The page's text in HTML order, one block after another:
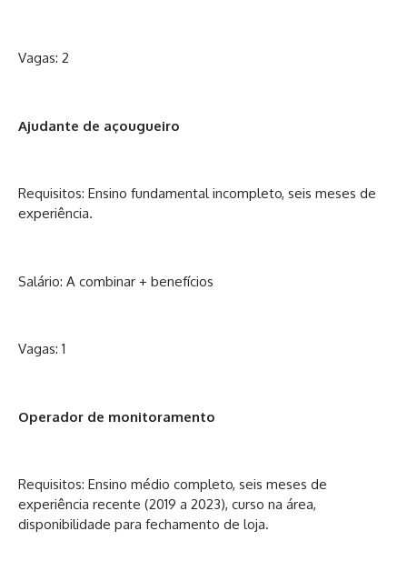
Vagas: 2
Ajudante de açougueiro
Requisitos: Ensino fundamental incompleto, seis meses de
experiência.
Salário: A combinar + benefícios
Vagas: 1
Operador de monitoramento
Requisitos: Ensino médio completo, seis meses de
experiência recente (2019 a 2023), curso na área,
disponibilidade para fechamento de loja.